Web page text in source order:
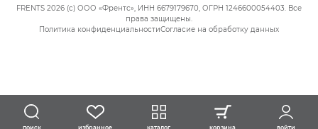
FRENTS 2026 (c) ООО «Френтс», ИНН 6679179670, ОГРН 1246600054403. Все
права защищены.
Политика конфиденциальностиСогласие на обработку данных
поиск избранное каталог корзина войти